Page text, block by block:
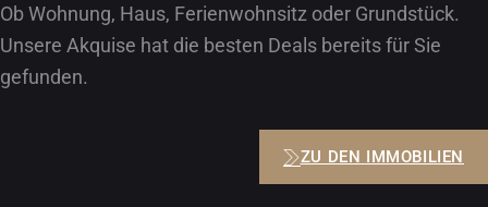
Ob Wohnung, Haus, Ferienwohnsitz oder Grundstück.
Unsere Akquise hat die besten Deals bereits für Sie
gefunden.
ZU DEN IMMOBILIEN